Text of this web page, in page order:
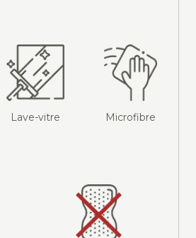
Lave-vitre Microfibre